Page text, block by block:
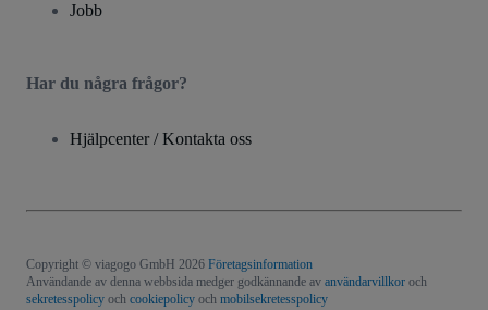
Jobb
Har du några frågor?
Hjälpcenter / Kontakta oss
Copyright © viagogo GmbH 2026 Företagsinformation
Användande av denna webbsida medger godkännande av användarvillkor och
sekretesspolicy och cookiepolicy och mobilsekretesspolicy